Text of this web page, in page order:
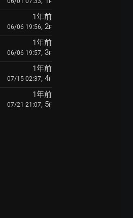
F
1年前
06/06 19:56, 2F
1年前
06/06 19:57, 3F
1年前
07/15 02:37, 4F
1年前
07/21 21:07, 5F